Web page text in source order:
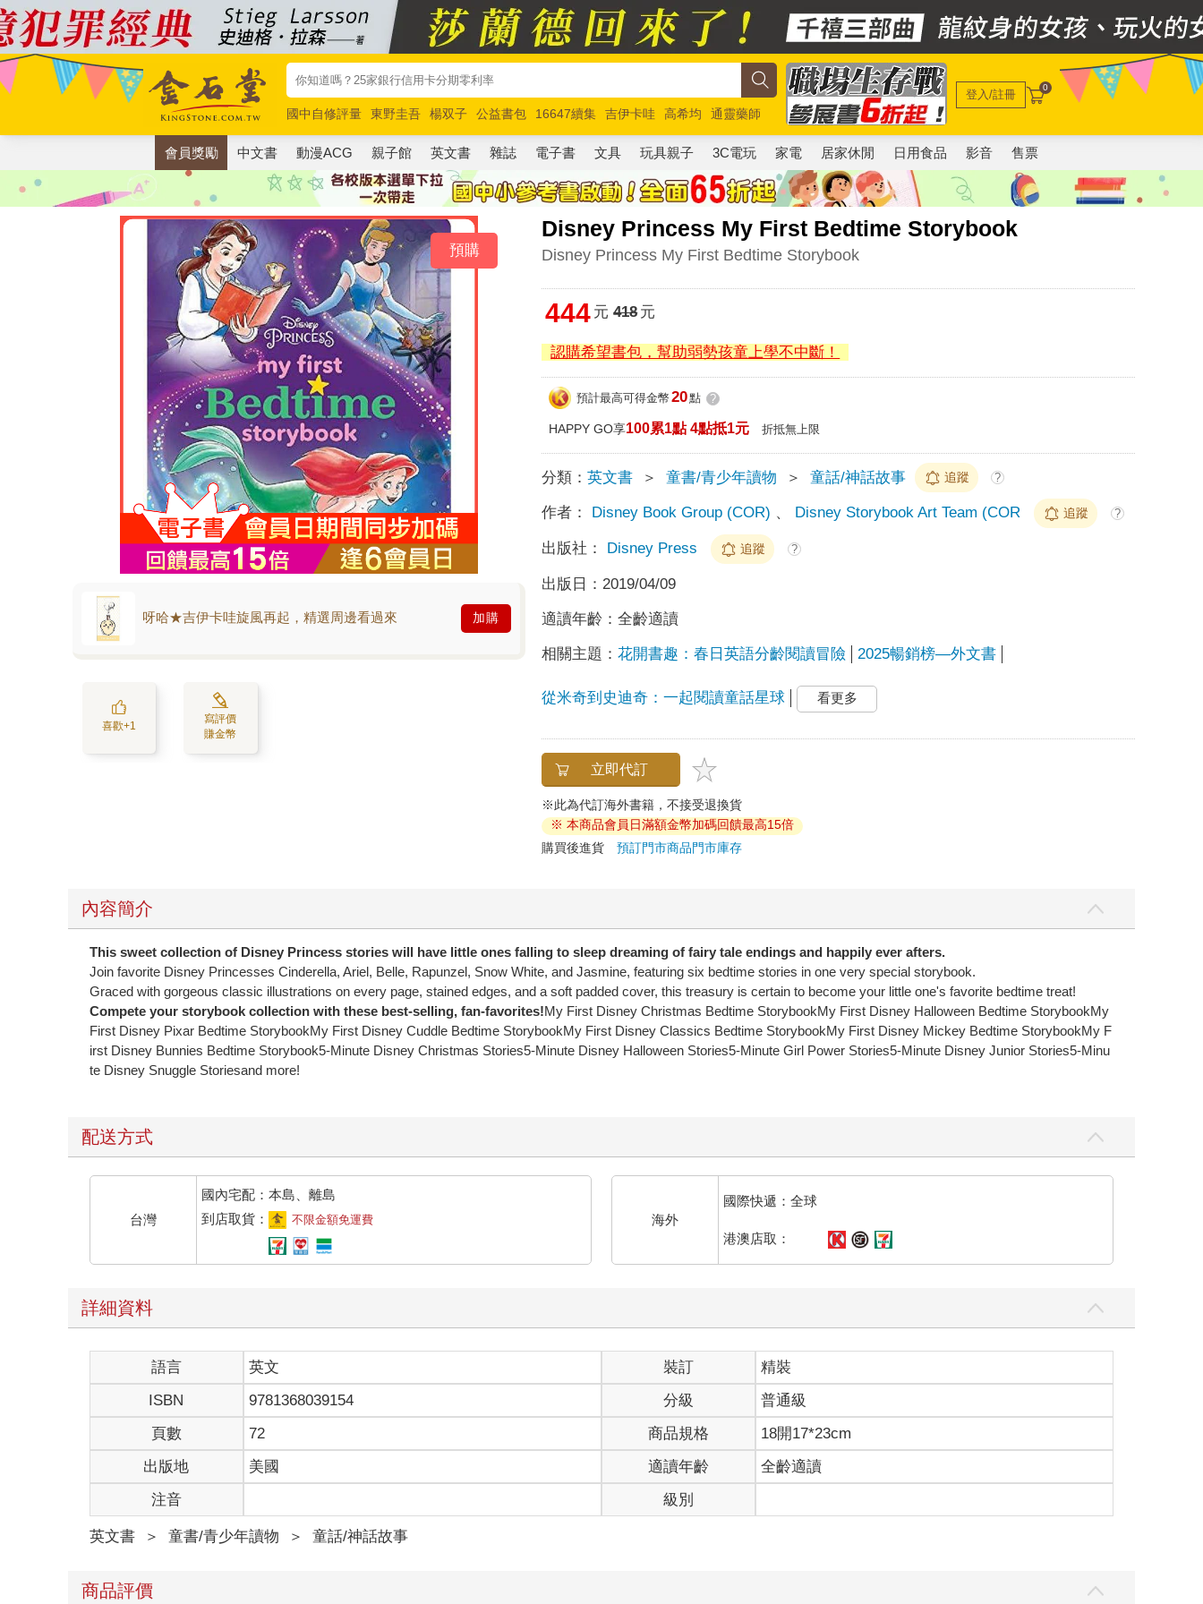
國中自修評量 東野圭吾 楊双子 公益書包 16647續集 吉伊卡哇 高希均
通靈藥師
唯紅花綻放
奧德賽 路邊攤新作 馬斯克 玩具總動員5 超慢跑
登入/註冊 0
會員獎勵 中文書 動漫ACG 親子館 英文書 雜誌 電子書 文具 玩具親子 3C電玩 家電 居家休閒 日用食品 影音 售票
Disney Princess My First Bedtime Storybook
Disney Princess My First Bedtime Storybook
預購
呀哈★吉伊卡哇旋風再起，精選周邊看過來 加購
喜歡+1
寫評價
賺金幣
444 元 418元
認購希望書包，幫助弱勢孩童上學不中斷！
預計最高可得金幣 20點 ?
HAPPY GO享100累1點 4點抵1元 折抵無上限
分類：英文書 ＞ 童書/青少年讀物 ＞ 童話/神話故事 追蹤 ?
作者： Disney Book Group (COR) 、 Disney Storybook Art Team (COR 追蹤 ?
出版社： Disney Press 追蹤 ?
出版日： 2019/04/09
適讀年齡：全齡適讀
相關主題：花開書趣：春日英語分齡閱讀冒險 2025暢銷榜—外文書
從米奇到史迪奇：一起閱讀童話星球 看更多
立即代訂
※此為代訂海外書籍，不接受退換貨
※ 本商品會員日滿額金幣加碼回饋最高15倍
購買後進貨預訂門市商品門市庫存
內容簡介
This sweet collection of Disney Princess stories will have little ones falling to sleep dreaming of fairy tale endings and happily ever afters.
Join favorite Disney Princesses Cinderella, Ariel, Belle, Rapunzel, Snow White, and Jasmine, featuring six bedtime stories in one very special storybook.
Graced with gorgeous classic illustrations on every page, stained edges, and a soft padded cover, this treasury is certain to become your little one's favorite bedtime treat!
Compete your storybook collection with these best-selling, fan-favorites!My First Disney Christmas Bedtime StorybookMy First Disney Halloween Bedtime StorybookMy
First Disney Pixar Bedtime StorybookMy First Disney Cuddle Bedtime StorybookMy First Disney Classics Bedtime StorybookMy First Disney Mickey Bedtime StorybookMy F
irst Disney Bunnies Bedtime Storybook5-Minute Disney Christmas Stories5-Minute Disney Halloween Stories5-Minute Girl Power Stories5-Minute Disney Junior Stories5-Minu
te Disney Snuggle Storiesand more!
配送方式
台灣
國內宅配：本島、離島
到店取貨：
不限金額免運費 海外
國際快遞：全球
港澳店取：
詳細資料
語言 英文 裝訂
精裝
ISBN
9781368039154 分級
普通級
頁數
72 商品規格
18開17*23cm
出版地
美國 適讀年齡
全齡適讀
注音
級別
英文書 ＞ 童書/青少年讀物 ＞ 童話/神話故事
商品評價